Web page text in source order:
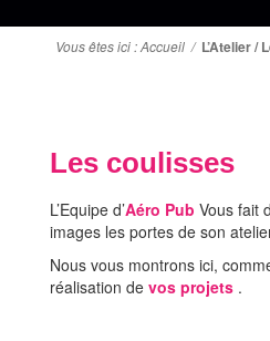
Vous êtes ici :Accueil / L’Atelier /
Les coulisses
L’Equipe d’Aéro Pub Vous fait
images les portes de son
Nous vous montrons ici,
réalisation de vos projets .